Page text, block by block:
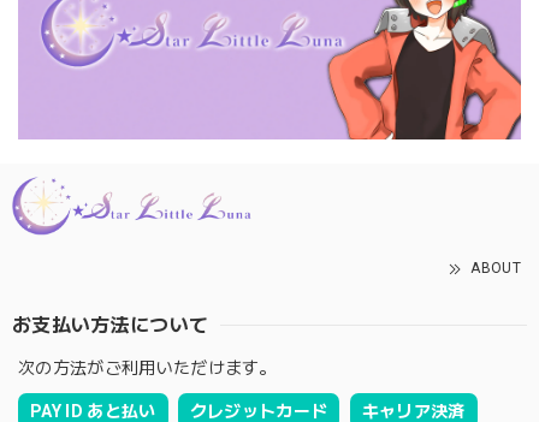
ABOUT
お支払い方法について
次の方法がご利用いただけます。
PAY ID あと払い クレジットカード キャリア決済